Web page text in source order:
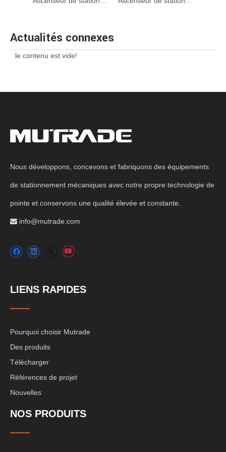
Actualités connexes
le contenu est vide!
Nous développons, concevons et fabriquons des équipements
de stationnement mécaniques avec notre propre technologie de
pointe et conservons une qualité élevée et constante.
 info@mutrade.com
LIENS RAPIDES
Pourquoi choisir Mutrade
Des produits
Télécharger
Références de projet
Nouvelles
NOS PRODUITS